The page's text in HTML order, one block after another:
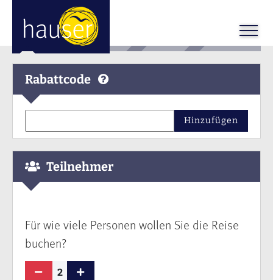
Rabattcode
Hinzufügen
Teilnehmer
Für wie viele Personen wollen Sie die Reise
buchen?
2